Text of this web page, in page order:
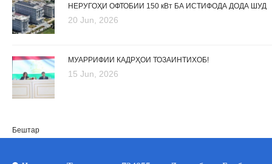
НЕРУГОҲИ ОФТОБИИ 150 кВт БА ИСТИФОДА ДОДА ШУД
20 Jun, 2026
МУАРРИФИИ КАДРҲОИ ТОЗАИНТИХОБ!
15 Jun, 2026
Бештар